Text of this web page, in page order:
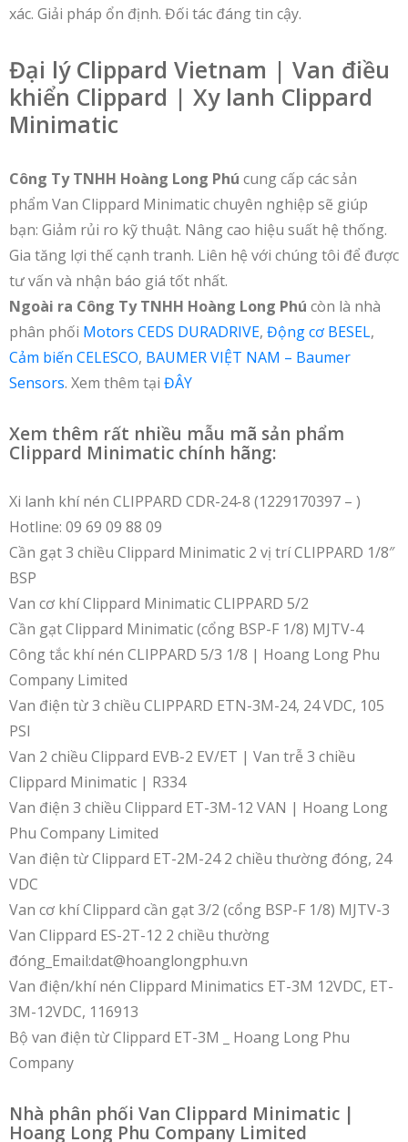
xác. Giải pháp ổn định. Đối tác đáng tin cậy.
Đại lý Clippard Vietnam | Van điều
khiển Clippard | Xy lanh Clippard
Minimatic
Công Ty TNHH Hoàng Long Phú cung cấp các sản
phẩm Van Clippard Minimatic chuyên nghiệp sẽ giúp
bạn: Giảm rủi ro kỹ thuật. Nâng cao hiệu suất hệ thống.
Gia tăng lợi thế cạnh tranh. Liên hệ với chúng tôi để được
tư vấn và nhận báo giá tốt nhất.
Ngoài ra Công Ty TNHH Hoàng Long Phú còn là nhà
phân phối Motors CEDS DURADRIVE, Động cơ BESEL,
Cảm biến CELESCO, BAUMER VIỆT NAM – Baumer
Sensors. Xem thêm tại ĐÂY
Xem thêm rất nhiều mẫu mã sản phẩm
Clippard Minimatic chính hãng:
Xi lanh khí nén CLIPPARD CDR-24-8 (1229170397 – )
Hotline: 09 69 09 88 09
Cần gạt 3 chiều Clippard Minimatic 2 vị trí CLIPPARD 1/8″
BSP
Van cơ khí Clippard Minimatic CLIPPARD 5/2
Cần gạt Clippard Minimatic (cổng BSP-F 1/8) MJTV-4
Công tắc khí nén CLIPPARD 5/3 1/8 | Hoang Long Phu
Company Limited
Van điện từ 3 chiều CLIPPARD ETN-3M-24, 24 VDC, 105
PSI
Van 2 chiều Clippard EVB-2 EV/ET | Van trễ 3 chiều
Clippard Minimatic | R334
Van điện 3 chiều Clippard ET-3M-12 VAN | Hoang Long
Phu Company Limited
Van điện từ Clippard ET-2M-24 2 chiều thường đóng, 24
VDC
Van cơ khí Clippard cần gạt 3/2 (cổng BSP-F 1/8) MJTV-3
Van Clippard ES-2T-12 2 chiều thường
đóng_Email:dat@hoanglongphu.vn
Van điện/khí nén Clippard Minimatics ET-3M 12VDC, ET-
3M-12VDC, 116913
Bộ van điện từ Clippard ET-3M _ Hoang Long Phu
Company
Nhà phân phối Van Clippard Minimatic |
Hoang Long Phu Company Limited